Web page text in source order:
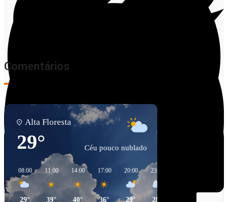
Facebook
Twitter
Comentários
Alta Floresta
29° Céu pouco nublado
08:00
29°
11:00
39°
14:00
40°
17:00
36°
20:00
29°
23:00
28°